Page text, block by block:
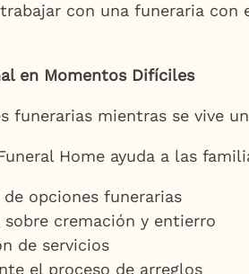
con una funeraria
en Momentos Difíciles
funerarias mientras se vive
Home ayuda a las
opciones funerarias
sobre cremación y entierro
de servicios
el proceso de arreglos